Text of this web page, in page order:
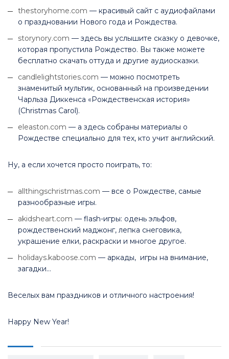
thestoryhome.com — красивый сайт с аудиофайлами
о праздновании Нового года и Рождества.
storynory.com — здесь вы услышите сказку о девочке,
которая пропустила Рождество. Вы также можете
бесплатно скачать оттуда и другие аудиосказки.
candlelightstories.com — можно посмотреть
знаменитый мультик, основанный на произведении
Чарльза Диккенса «Рождественская история»
(Christmas Carol).
eleaston.com — а здесь собраны материалы о
Рождестве специально для тех, кто учит английский.
Ну, а если хочется просто поиграть, то:
allthingschristmas.com — все о Рождестве, самые
разнообразные игры.
akidsheart.com — flash-игры: одень эльфов,
рождественский маджонг, лепка снеговика,
украшение елки, раскраски и многое другое.
holidays.kaboose.com — аркады, игры на внимание,
загадки…
Веселых вам праздников и отличного настроения!
Happy New Year!